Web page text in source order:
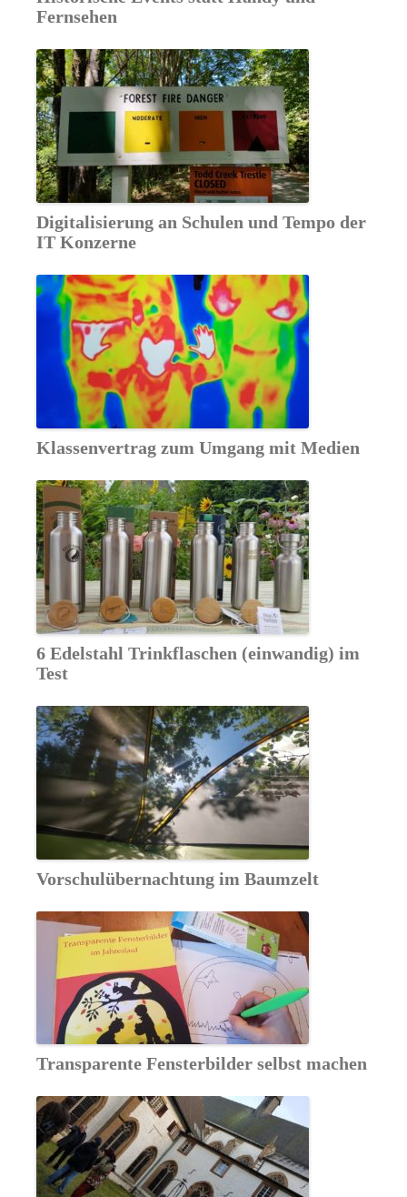
Fernsehen
Digitalisierung an Schulen und Tempo der
IT Konzerne
Klassenvertrag zum Umgang mit Medien
6 Edelstahl Trinkflaschen (einwandig) im
Test
Vorschulübernachtung im Baumzelt
Transparente Fensterbilder selbst machen